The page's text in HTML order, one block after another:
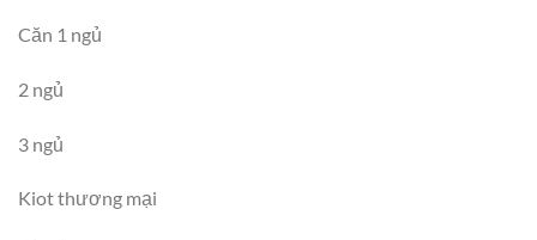
Căn 1 ngủ
2 ngủ
3 ngủ
Kiot thương mại